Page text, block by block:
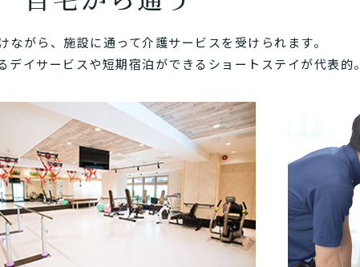
ながら、施設に通って介護サービスを受けられます。
デイサービスや短期宿泊ができるショートステイが代表的。